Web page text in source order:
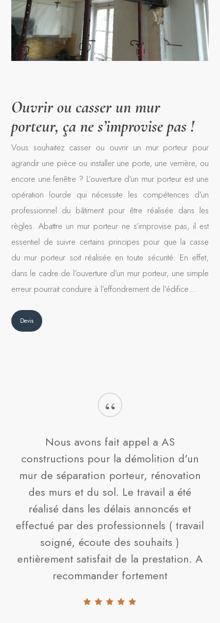
Ouvrir ou casser un mur
porteur, ça ne s’improvise pas !
Vous souhaitez casser ou ouvrir un mur porteur pour
agrandir une pièce ou installer une porte, une verrière, ou
encore une fenêtre ? L’ouverture d’un mur porteur est une
opération lourde qui nécessite les compétences d’un
professionnel du bâtiment pour être réalisée dans les
règles. Abattre un mur porteur ne s’improvise pas, il est
essentiel de suivre certains principes pour que la casse
du mur porteur soit réalisée en toute sécurité. En effet,
dans le cadre de l’ouverture d’un mur porteur, une simple
erreur pourrait conduire à l’effondrement de l’édifice…
Devis
“
Nous avons fait appel a AS
constructions pour la démolition d'un
mur de séparation porteur, rénovation
des murs et du sol. Le travail a été
réalisé dans les délais annoncés et
effectué par des professionnels ( travail
soigné, écoute des souhaits )
entièrement satisfait de la prestation. A
recommander fortement